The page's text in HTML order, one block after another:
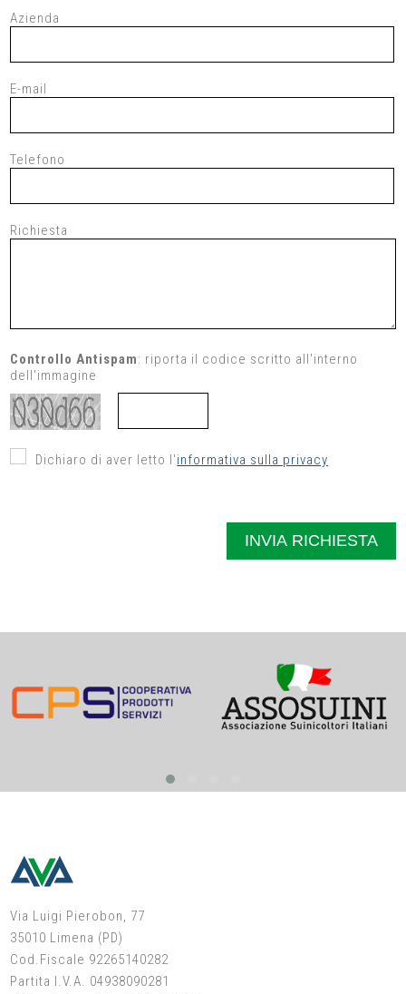
Azienda
E-mail
Telefono
Richiesta
Controllo Antispam: riporta il codice scritto all'interno
dell'immagine
Dichiaro di aver letto l'informativa sulla privacy
Via Luigi Pierobon, 77
35010 Limena (PD)
Cod.Fiscale 92265140282
Partita I.V.A. 04938090281